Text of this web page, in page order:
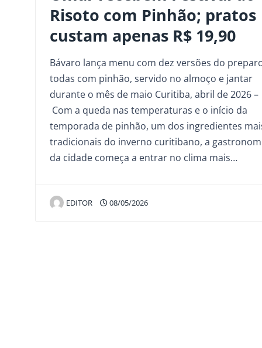
Risoto com Pinhão; pratos
custam apenas R$ 19,90
Bávaro lança menu com dez versões do
todas com pinhão, servido no almoço e jantar
durante o mês de maio Curitiba, abril de 2026 –
Com a queda nas temperaturas e o início da
temporada de pinhão, um dos ingredientes
tradicionais do inverno curitibano, a
da cidade começa a entrar no clima mais…
EDITOR 08/05/2026